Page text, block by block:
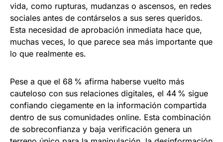
vida, como rupturas, mudanzas o ascensos, en redes
sociales antes de contárselos a sus seres queridos.
Esta necesidad de aprobación inmediata hace que,
muchas veces, lo que parece sea más importante que
lo que realmente es.
Pese a que el 68 % afirma haberse vuelto más
cauteloso con sus relaciones digitales, el 44 % sigue
confiando ciegamente en la información compartida
dentro de sus comunidades online. Esta combinación
de sobreconfianza y baja verificación genera un